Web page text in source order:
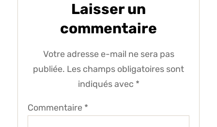
Laisser un
commentaire
Votre adresse e-mail ne sera pas
publiée. Les champs obligatoires sont
indiqués avec *
Commentaire *